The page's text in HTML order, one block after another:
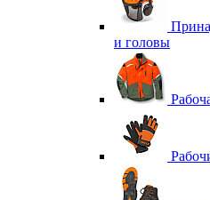
и головы